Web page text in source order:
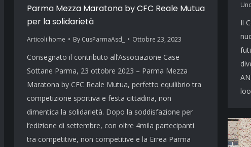
Il
Parma Mezza Maratona by CFC Reale Mutua
per la solidarietà
Articoli home By CusParmaAsd_ Ottobre 23, 2023
Consegnato il contributo all’Associazione Case
Sottane Parma, 23 ottobre 2023 – Parma Mezza
Maratona by CFC Reale Mutua, perfetto equilibrio tra
competizione sportiva e festa cittadina, non
dimentica la solidarietà. Dopo la soddisfazione per
l’edizione di settembre, con oltre 4mila partecipanti
tra competitive, non competitive e la Errea Parma